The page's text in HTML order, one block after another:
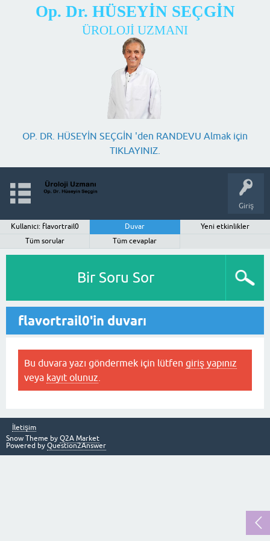
Op. Dr. HÜSEYİN SEÇGİN
ÜROLOJİ UZMANI
OP. DR. HÜSEYİN SEÇGİN 'den RANDEVU Almak için
TIKLAYINIZ.
Giriş
Kullanıcı: flavortrail0 Duvar
Yeni etkinlikler
Tüm sorular
Tüm cevaplar
Bir Soru Sor
flavortrail0'in duvarı
Bu duvara yazı göndermek için lütfen giriş yapınız
veya kayıt olunuz
İletişim
Snow Theme by Q2A Market
Powered by Question2Answer